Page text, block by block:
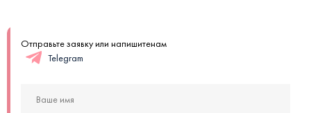
Отправьте заявку или напишитенам
Telegram